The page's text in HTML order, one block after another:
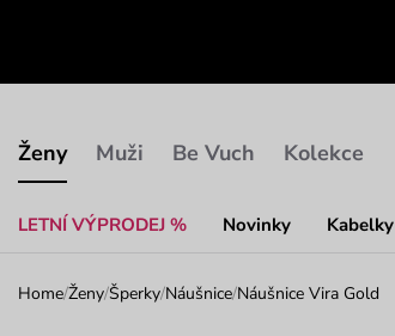
Ženy
LETNÍ VÝPRODEJ % Novinky Kabelky
Muži Be Vuch Kolekce
Home/Ženy/Šperky/Náušnice/Náušnice Vira Gold